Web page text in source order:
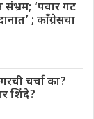
‘पवार गट
; काँग्रेसचा
चर्चा का?
शिंदे?